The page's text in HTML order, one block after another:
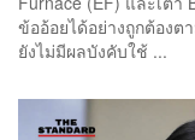
ข้ออ้อยได้อย่างถูกต้อง
ยังไม่มีผลบังคับใช้ ...